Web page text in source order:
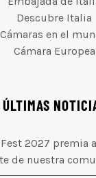
Descubre Italia
Cámaras en el
Cámara Europea
ÚLTIMAS
Fest 2027 premia
de nuestra